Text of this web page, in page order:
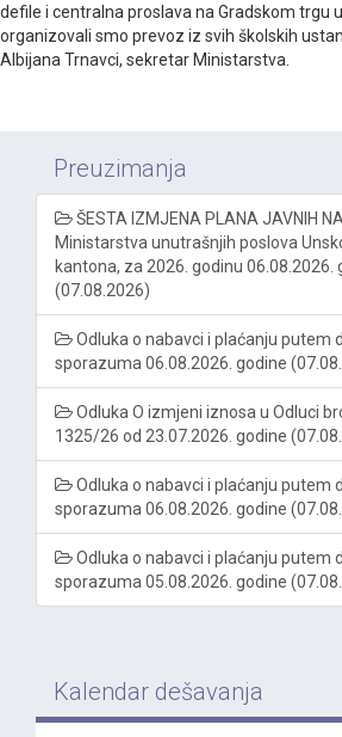
defile i centralna proslava na Gradskom trgu
organizovali smo prevoz iz svih školskih
Albijana Trnavci, sekretar Ministarstva.
Preuzimanja
ŠESTA IZMJENA PLANA JAVNIH
Ministarstva unutrašnjih poslova
kantona, za 2026. godinu 06.08.2026.
(07.08.2026)
Odluka o nabavci i plaćanju putem
sporazuma 06.08.2026. godine
Odluka O izmjeni iznosa u Odluci
1325/26 od 23.07.2026. godine
Odluka o nabavci i plaćanju putem
sporazuma 06.08.2026. godine
Odluka o nabavci i plaćanju putem
sporazuma 05.08.2026. godine
Kalendar dešavanja